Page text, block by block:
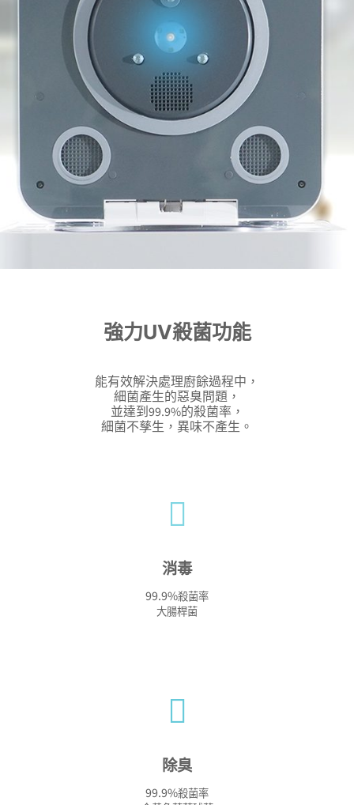
強力UV殺菌功能
能有效解決處理廚餘過程中，
細菌產生的惡臭問題，
並達到99.9%的殺菌率，
細菌不孳生，異味不產生。
消毒
99.9%殺菌率
大腸桿菌
除臭
99.9%殺菌率